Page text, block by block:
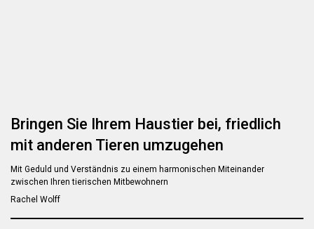
Bringen Sie Ihrem Haustier bei, friedlich
mit anderen Tieren umzugehen
Mit Geduld und Verständnis zu einem harmonischen Miteinander
zwischen Ihren tierischen Mitbewohnern
Rachel Wolff